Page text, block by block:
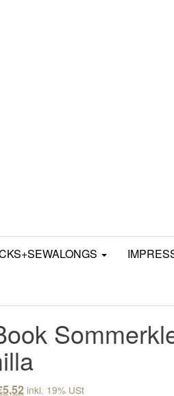
Preis war: €6,90
5,52Aktueller Preis ist: €5,52.
inkl. 19% USt